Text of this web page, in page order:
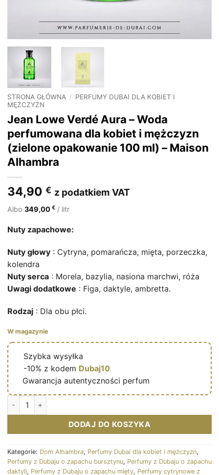
STRONA GŁÓWNA / PERFUMY DUBAI DLA KOBIET I
MĘŻCZYZN
Jean Lowe Verdé Aura – Woda
perfumowana dla kobiet i mężczyzn
(zielone opakowanie 100 ml) – Maison
Alhambra
34,90 € z podatkiem VAT
Albo 349,00 € / litr
Nuty zapachowe:
Nuty głowy : Cytryna, pomarańcza, mięta, porzeczka,
kolendra
Nuty serca : Morela, bazylia, nasiona marchwi, róża
Uwagi dodatkowe : Figa, daktyle, ambretta.
Rodzaj : Dla obu płci.
W magazynie
Szybka wysyłka
-10% z kodem Dubaj10
Gwarancja autentyczności perfum
Ilość Jean Lowe Verdé Aura – Eau de parfum mixte (flacon
DODAJ DO KOSZYKA
Kategorie: Dom Alhambra, Perfumy Dubai dla kobiet i mężczyzn,
Perfumy z Dubaju o zapachu bursztynu, Perfumy z Dubaju o zapachu
daktyli, Perfumy z Dubaju o zapachu mięty, Perfumy cytrynowe z